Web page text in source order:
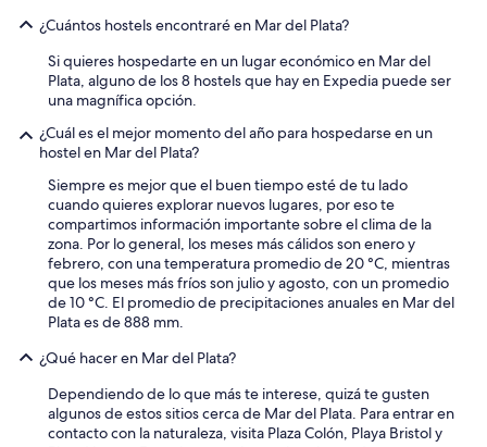
¿Cuántos hostels encontraré en Mar del Plata?
Si quieres hospedarte en un lugar económico en Mar del
Plata, alguno de los 8 hostels que hay en Expedia puede ser
una magnífica opción.
¿Cuál es el mejor momento del año para hospedarse en un
hostel en Mar del Plata?
Siempre es mejor que el buen tiempo esté de tu lado
cuando quieres explorar nuevos lugares, por eso te
compartimos información importante sobre el clima de la
zona. Por lo general, los meses más cálidos son enero y
febrero, con una temperatura promedio de 20 °C, mientras
que los meses más fríos son julio y agosto, con un promedio
de 10 °C. El promedio de precipitaciones anuales en Mar del
Plata es de 888 mm.
¿Qué hacer en Mar del Plata?
Dependiendo de lo que más te interese, quizá te gusten
algunos de estos sitios cerca de Mar del Plata. Para entrar en
contacto con la naturaleza, visita Plaza Colón, Playa Bristol y